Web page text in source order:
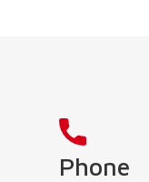
Phone